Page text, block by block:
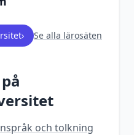
› Se alla lärosäten
och tolkning